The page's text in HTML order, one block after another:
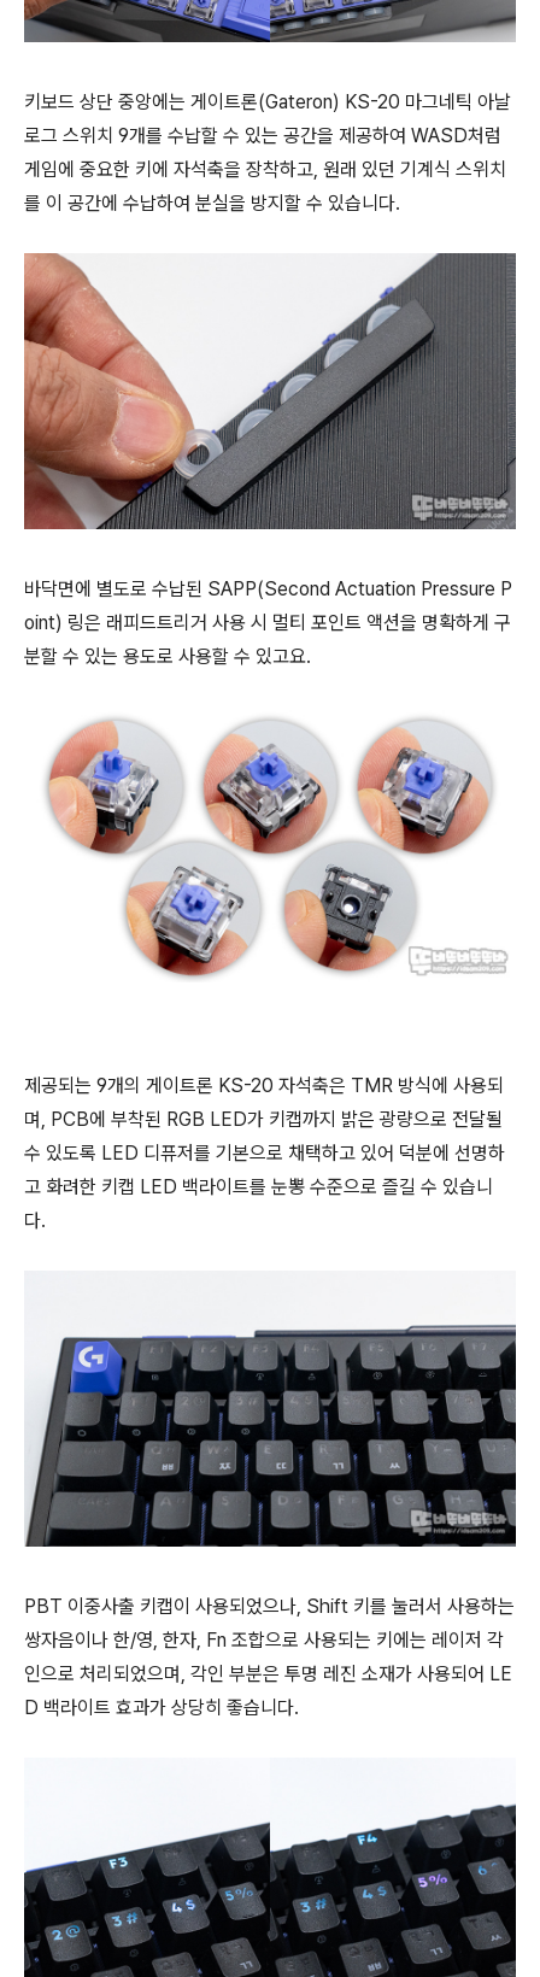
키보드 상단 중앙에는 게이트론(Gateron) KS-20 마그네틱 아날
로그 스위치 9개를 수납할 수 있는 공간을 제공하여 WASD처럼
게임에 중요한 키에 자석축을 장착하고, 원래 있던 기계식 스위치
를 이 공간에 수납하여 분실을 방지할 수 있습니다.
바닥면에 별도로 수납된 SAPP(Second Actuation Pressure P
oint) 링은 래피드트리거 사용 시 멀티 포인트 액션을 명확하게 구
분할 수 있는 용도로 사용할 수 있고요.
제공되는 9개의 게이트론 KS-20 자석축은 TMR 방식에 사용되
며, PCB에 부착된 RGB LED가 키캡까지 밝은 광량으로 전달될
수 있도록 LED 디퓨저를 기본으로 채택하고 있어 덕분에 선명하
고 화려한 키캡 LED 백라이트를 눈뽕 수준으로 즐길 수 있습니
다.
PBT 이중사출 키캡이 사용되었으나, Shift 키를 눌러서 사용하는
쌍자음이나 한/영, 한자, Fn 조합으로 사용되는 키에는 레이저 각
인으로 처리되었으며, 각인 부분은 투명 레진 소재가 사용되어 LE
D 백라이트 효과가 상당히 좋습니다.